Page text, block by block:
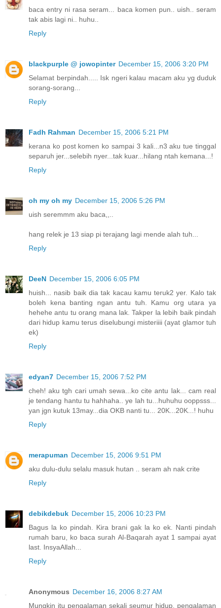
baca entry ni rasa seram... baca komen pun.. uish.. seram
tak abis lagi ni.. huhu..
Reply
blackpurple @ jowopinter December 15, 2006 3:20 PM
Selamat berpindah..... Isk ngeri kalau macam aku yg duduk
sorang-sorang...
Reply
Fadh Rahman December 15, 2006 5:21 PM
kerana ko post komen ko sampai 3 kali...n3 aku tue tinggal
separuh jer...selebih nyer...tak kuar...hilang ntah kemana...!
Reply
oh my oh my December 15, 2006 5:26 PM
uish seremmm aku baca,,..
hang relek je 13 siap pi terajang lagi mende alah tuh...
Reply
DeeN December 15, 2006 6:05 PM
huish... nasib baik dia tak kacau kamu teruk2 yer. Kalo tak
boleh kena banting ngan antu tuh. Kamu org utara ya
hehehe antu tu orang mana lak. Takper la lebih baik pindah
dari hidup kamu terus diselubungi misteriiii (ayat glamor tuh
ek)
Reply
edyan7 December 15, 2006 7:52 PM
cheh! aku tgh cari umah sewa...ko cite antu lak... cam real
je tendang hantu tu hahhaha.. ye lah tu...huhuhu ooppsss...
yan jgn kutuk 13may...dia OKB nanti tu... 20K...20K...! huhu
Reply
merapuman December 15, 2006 9:51 PM
aku dulu-dulu selalu masuk hutan .. seram ah nak crite
Reply
debikdebuk December 15, 2006 10:23 PM
Bagus la ko pindah. Kira brani gak la ko ek. Nanti pindah
rumah baru, ko baca surah Al-Baqarah ayat 1 sampai ayat
last. InsyaAllah...
Reply
Anonymous December 16, 2006 8:27 AM
Mungkin itu pengalaman sekali seumur hidup, pengalaman